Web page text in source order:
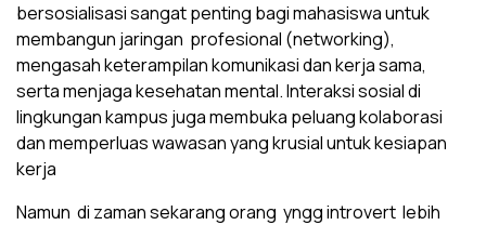
bersosialisasi sangat penting bagi mahasiswa untuk
membangun jaringan profesional (networking),
mengasah keterampilan komunikasi dan kerja sama,
serta menjaga kesehatan mental. Interaksi sosial di
lingkungan kampus juga membuka peluang kolaborasi
dan memperluas wawasan yang krusial untuk kesiapan
kerja
Namun di zaman sekarang orang yngg introvert lebih